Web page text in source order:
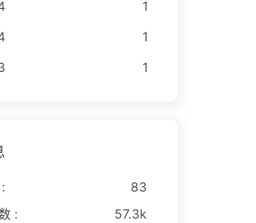
1
1
1
83
:
57.3k